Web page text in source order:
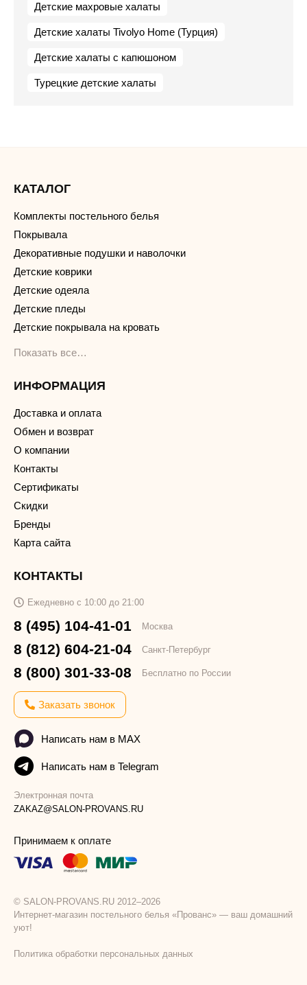
Детские махровые халаты
Детские халаты Tivolyo Home (Турция)
Детские халаты с капюшоном
Турецкие детские халаты
КАТАЛОГ
Комплекты постельного белья
Покрывала
Декоративные подушки и наволочки
Детские коврики
Детские одеяла
Детские пледы
Детские покрывала на кровать
Показать все…
ИНФОРМАЦИЯ
Доставка и оплата
Обмен и возврат
О компании
Контакты
Сертификаты
Скидки
Бренды
Карта сайта
КОНТАКТЫ
Ежедневно с 10:00 до 21:00
8 (495) 104-41-01 Москва
8 (812) 604-21-04 Санкт-Петербург
8 (800) 301-33-08 Бесплатно по России
Заказать звонок
Написать нам в MAX
Написать нам в Telegram
Электронная почта
ZAKAZ@SALON-PROVANS.RU
Принимаем к оплате
© SALON-PROVANS.RU 2012–2026
Интернет-магазин постельного белья «Прованс» — ваш домашний
уют!
Политика обработки персональных данных